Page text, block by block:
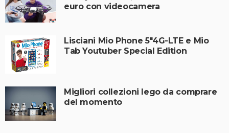
euro con videocamera
Lisciani Mio Phone 5″4G-LTE e Mio
Tab Youtuber Special Edition
Migliori collezioni lego da comprare
del momento